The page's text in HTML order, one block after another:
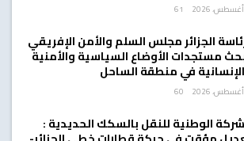
61
الجزائر مجلس السلم والأمن الإفريقي
مستجدات الأوضاع السياسية والأمنية
في منطقة الساحل
60
الوطنية للنقل بالسكك الحديدية :